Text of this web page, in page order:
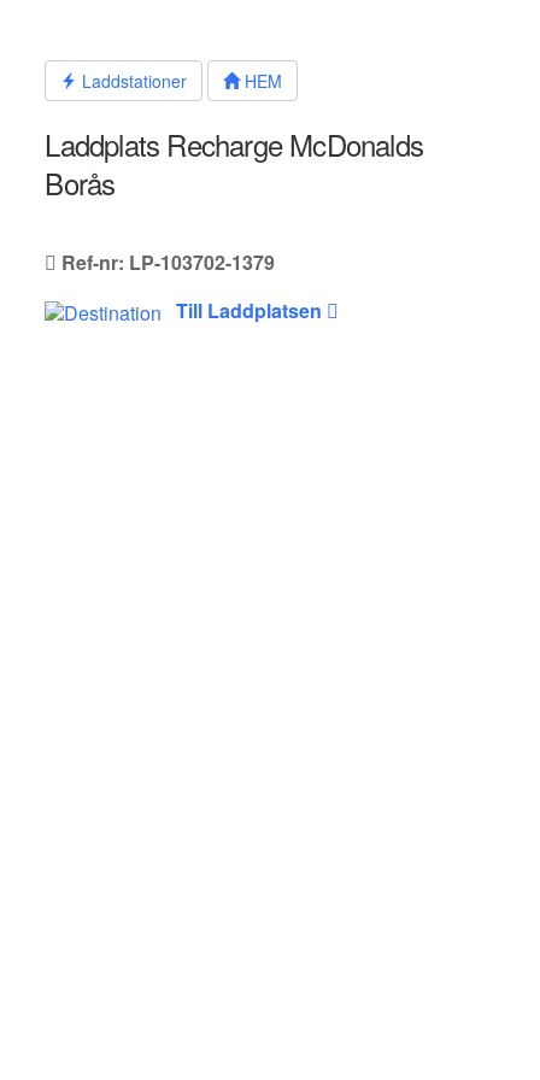
innehållet Laddstationer HEM
Laddplats Recharge McDonalds
Borås
Ref-nr: LP-103702-1379
Till Laddplatsen